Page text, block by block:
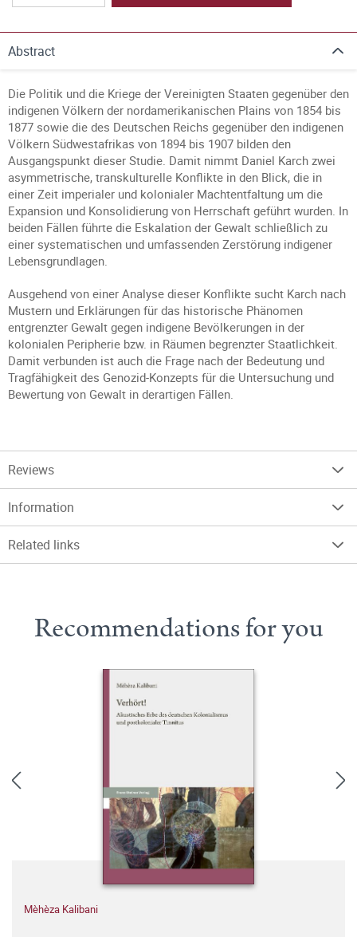
Abstract
Die Politik und die Kriege der Vereinigten Staaten gegenüber den
indigenen Völkern der nordamerikanischen Plains von 1854 bis
1877 sowie die des Deutschen Reichs gegenüber den indigenen
Völkern Südwestafrikas von 1894 bis 1907 bilden den
Ausgangspunkt dieser Studie. Damit nimmt Daniel Karch zwei
asymmetrische, transkulturelle Konflikte in den Blick, die in
einer Zeit imperialer und kolonialer Machtentfaltung um die
Expansion und Konsolidierung von Herrschaft geführt wurden. In
beiden Fällen führte die Eskalation der Gewalt schließlich zu
einer systematischen und umfassenden Zerstörung indigener
Lebensgrundlagen.
Ausgehend von einer Analyse dieser Konflikte sucht Karch nach
Mustern und Erklärungen für das historische Phänomen
entgrenzter Gewalt gegen indigene Bevölkerungen in der
kolonialen Peripherie bzw. in Räumen begrenzter Staatlichkeit.
Damit verbunden ist auch die Frage nach der Bedeutung und
Tragfähigkeit des Genozid-Konzepts für die Untersuchung und
Bewertung von Gewalt in derartigen Fällen.
Reviews
Information
Related links
Recommendations for you
Mèhèza Kalibani